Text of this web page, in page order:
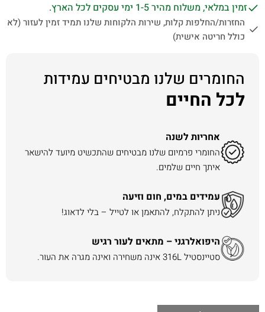
זמין במלאי, משלוח מהיר 1-5 ימי עסקים לכל הארץ.
החזרות/החלפות קלות, שירות הלקוחות שלנו תמיד זמין לעזור (לא
כולל חריטה אישית)
החומרים שלנו מבטיחים עמידות
לכל החיים
אחריות לשנה
החומרי פרמיום שלנו מבטיחים שהתכשיט מיועד להישאר
איתך חיים שלמים.
עמידים במים, חום וזיעה
ניתן להתקלח, להתאמן או לטייל – בלי לדאוג!
היפואלרגני – מתאים לעור רגיש
סטיינסטיל 316L אינה משחירה ואינה מגרה את העור.